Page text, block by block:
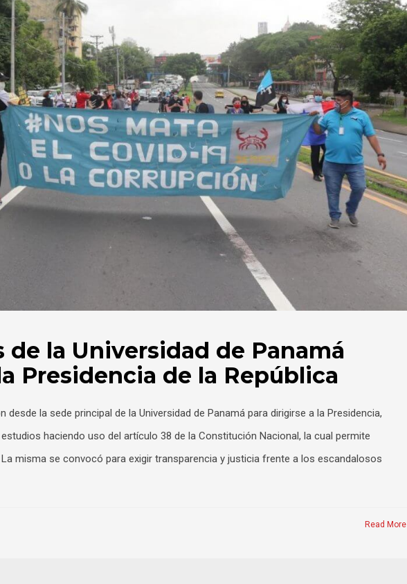
de la Universidad de Panamá
Presidencia de la República
desde la sede principal de la Universidad de Panamá para dirigirse a la Presidencia,
haciendo uso del artículo 38 de la Constitución Nacional, la cual permite
misma se convocó para exigir transparencia y justicia frente a los escandalosos
Read More